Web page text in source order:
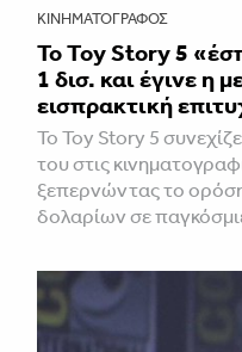
ΚΙΝΗΜΑΤΟΓΡΆΦΟΣ
Το Toy Story 5
1 δισ. και έγινε η
εισπρακτική
Το Toy Story 5
του στις
ξεπερνώντας το
δολαρίων σε